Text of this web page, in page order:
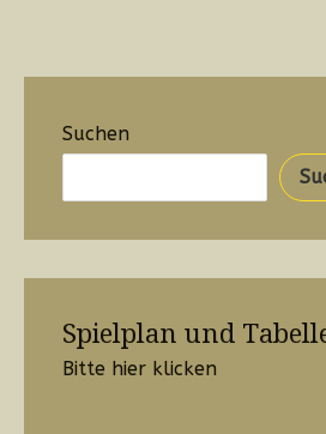
Suchen
Spielplan und
Bitte hier klicken